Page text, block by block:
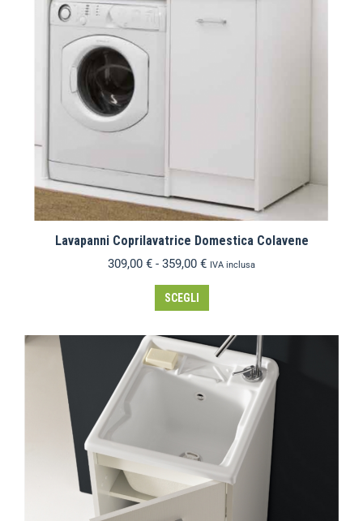
Lavapanni Coprilavatrice Domestica Colavene
309,00 € - 359,00 € IVA inclusa
SCEGLI